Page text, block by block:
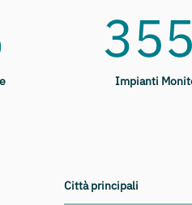
Impianti
Città principali